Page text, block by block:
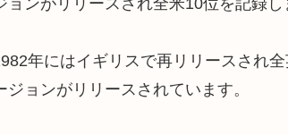
年にはイギリスで再リリースされ
ジョンがリリースされています。